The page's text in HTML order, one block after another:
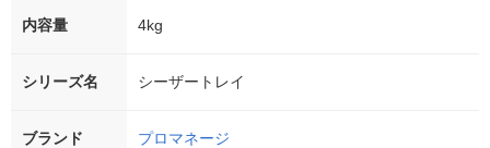
内容量 4kg
シリーズ名 シーザートレイ
ブランド プロマネージ